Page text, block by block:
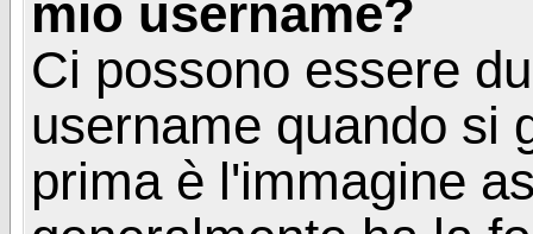
mio username?
Ci possono essere
username quando si
prima è l'immagine